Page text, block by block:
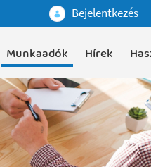
Bejelentkezés
Munkaadók Hírek